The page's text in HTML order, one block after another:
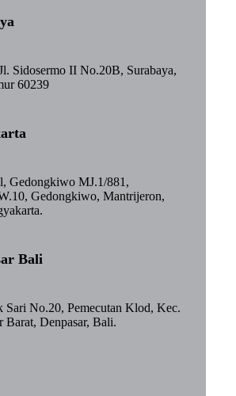
Sidosermo II No.20B, Surabaya,
60239
Gedongkiwo MJ.1/881,
Gedongkiwo, Mantrijeron,
Bali
Sari No.20, Pemecutan Klod, Kec.
Barat, Denpasar, Bali.